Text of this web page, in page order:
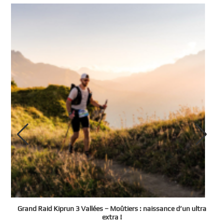
Grand Raid Kiprun 3 Vallées – Moûtiers : naissance d’un ultra
extra !